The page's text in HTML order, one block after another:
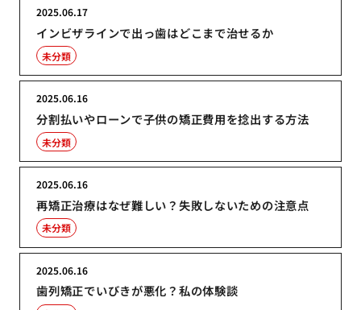
インビザラインで出っ歯はどこまで治せるか
2025.06.17
未分類
分割払いやローンで子供の矯正費用を捻出する方法
2025.06.16
未分類
再矯正治療はなぜ難しい？失敗しないための注意点
2025.06.16
未分類
歯列矯正でいびきが悪化？私の体験談
2025.06.16